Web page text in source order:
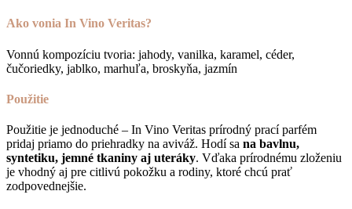
Ako vonia In Vino Veritas?
Vonnú kompozíciu tvoria: jahody, vanilka, karamel, céder,
čučoriedky, jablko, marhuľa, broskyňa, jazmín
Použitie
Použitie je jednoduché – In Vino Veritas prírodný prací parfém
pridaj priamo do priehradky na aviváž. Hodí sa na bavlnu,
syntetiku, jemné tkaniny aj uteráky. Vďaka prírodnému zloženiu
je vhodný aj pre citlivú pokožku a rodiny, ktoré chcú prať
zodpovednejšie.